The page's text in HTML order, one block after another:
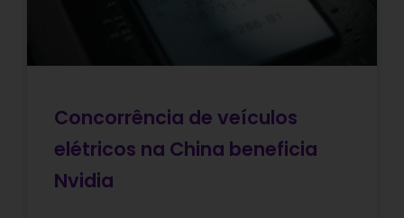
Concorrência de veículos
elétricos na China beneficia
Nvidia